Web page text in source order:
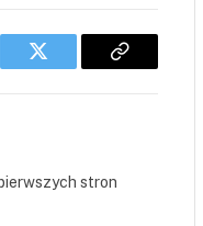
Twitter
Copy
stron